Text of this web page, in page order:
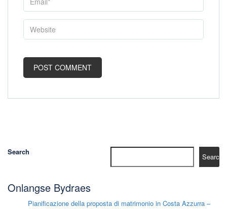
Search
Search
Onlangse Bydraes
Pianificazione della proposta di matrimonio in Costa Azzurra –